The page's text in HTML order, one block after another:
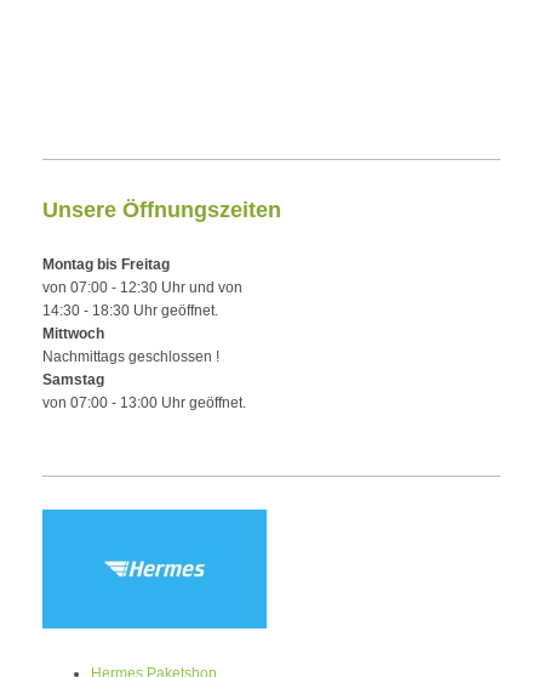
Unsere Öffnungszeiten
Montag bis Freitag
von 07:00 - 12:30 Uhr und von
14:30 - 18:30 Uhr geöffnet.
Mittwoch
Nachmittags geschlossen !
Samstag
von 07:00 - 13:00 Uhr geöffnet.
Hermes Paketshop